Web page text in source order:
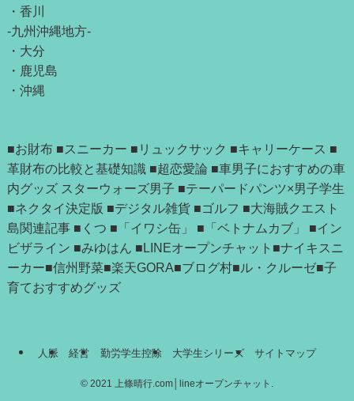
・ 香川
-九州沖縄地方-
・ 大分
・ 鹿児島
・ 沖縄
■お財布 ■スニーカー ■リュックサック ■キャリーケース ■
革財布の比較と基礎知識 ■超恋愛論 ■車男子におすすめの車
内グッズ スターウォーズ男子 ■テーパードパンツ×男子学生
■ネクタイ決定版 ■デジタル雑貨 ■ゴルフ ■大海賊クエスト
島関連記事■ くつ ■「イワシ缶」 ■ 「ベトナムカブ」 ■イン
ビザライン ■みゆはん ■LINEオープンチャット ■ナイキスニ
ーカー■信州野菜■楽天GORA■ブログ村■ル・クルーゼ■子
育ておすすめグッズ
人脈 経営 勤労学生控除 大学生シリーズ サイトマップ
© 2021 上條晴行.com│lineオープンチャット.